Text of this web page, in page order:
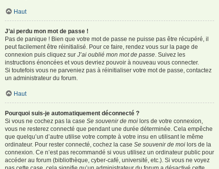
Haut
J’ai perdu mon mot de passe !
Pas de panique ! Bien que votre mot de passe ne puisse pas être récupéré, il
peut facilement être réinitialisé. Pour ce faire, rendez vous sur la page de
connexion puis cliquez sur J’ai oublié mon mot de passe . Suivez les
instructions énoncées et vous devriez pouvoir à nouveau vous connecter.
Si toutefois vous ne parveniez pas à réinitialiser votre mot de passe, contactez
un administrateur du forum.
Haut
Pourquoi suis-je automatiquement déconnecté ?
Si vous ne cochez pas la case Se souvenir de moi lors de votre connexion,
vous ne resterez connecté que pendant une durée déterminée. Cela empêche
que quelqu’un d’autre utilise votre compte à votre insu en utilisant le même
ordinateur. Pour rester connecté, cochez la case Se souvenir de moi lors de la
connexion. Ce n’est pas recommandé si vous utilisez un ordinateur public pour
accéder au forum (bibliothèque, cyber-café, université, etc.). Si vous ne voyez